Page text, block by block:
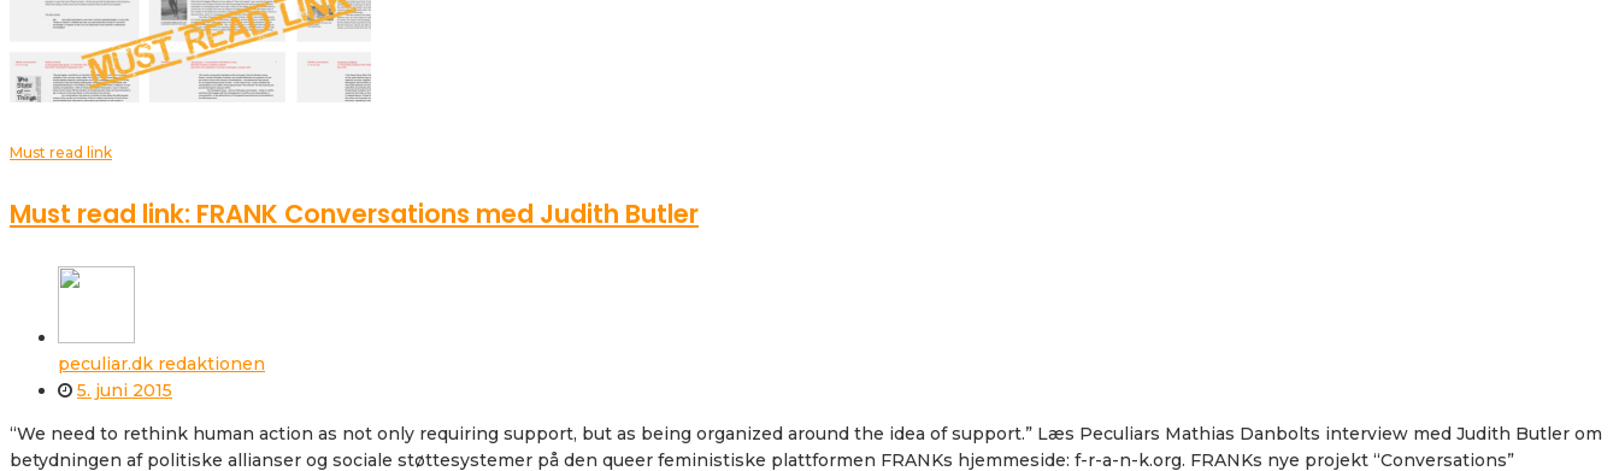
Must read link
Must read link: FRANK Conversations med Judith Butler
peculiar.dk redaktionen
5. juni 2015
“We need to rethink human action as not only requiring support, but as being organized around the idea of support.” Læs Peculiars Mathias Danbolts interview med Judith Butler om
betydningen af politiske allianser og sociale støttesystemer på den queer feministiske plattformen FRANKs hjemmeside: f-r-a-n-k.org. FRANKs nye projekt “Conversations”